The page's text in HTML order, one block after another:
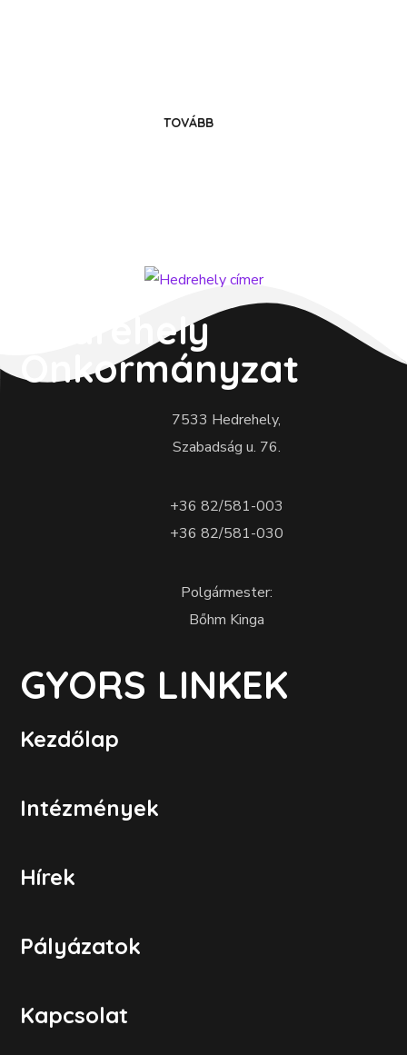
TOVÁBB
Hedrehely
Önkormányzat
7533 Hedrehely,
Szabadság u. 76.
+36 82/581-003
+36 82/581-030
Polgármester:
Bőhm Kinga
GYORS LINKEK
Kezdőlap
Intézmények
Hírek
Pályázatok
Kapcsolat